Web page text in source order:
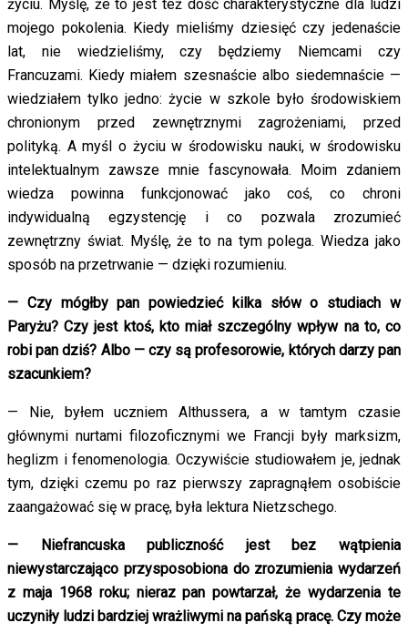
życiu. Myślę, że to jest też dość charakterystyczne dla ludzi
mojego pokolenia. Kiedy mieliśmy dziesięć czy jedenaście
lat, nie wiedzieliśmy, czy będziemy Niemcami czy
Francuzami. Kiedy miałem szesnaście albo siedemnaście —
wiedziałem tylko jedno: życie w szkole było środowiskiem
chronionym przed zewnętrznymi zagrożeniami, przed
polityką. A myśl o życiu w środowisku nauki, w środowisku
intelektualnym zawsze mnie fascynowała. Moim zdaniem
wiedza powinna funkcjonować jako coś, co chroni
indywidualną egzystencję i co pozwala zrozumieć
zewnętrzny świat. Myślę, że to na tym polega. Wiedza jako
sposób na przetrwanie — dzięki rozumieniu.
— Czy mógłby pan powiedzieć kilka słów o studiach w
Paryżu? Czy jest ktoś, kto miał szczególny wpływ na to, co
robi pan dziś? Albo — czy są profesorowie, których darzy pan
szacunkiem?
— Nie, byłem uczniem Althussera, a w tamtym czasie
głównymi nurtami filozoficznymi we Francji były marksizm,
heglizm i fenomenologia. Oczywiście studiowałem je, jednak
tym, dzięki czemu po raz pierwszy zapragnąłem osobiście
zaangażować się w pracę, była lektura Nietzschego.
— Niefrancuska publiczność jest bez wątpienia
niewystarczająco przysposobiona do zrozumienia wydarzeń
z maja 1968 roku; nieraz pan powtarzał, że wydarzenia te
uczyniły ludzi bardziej wrażliwymi na pańską pracę. Czy może